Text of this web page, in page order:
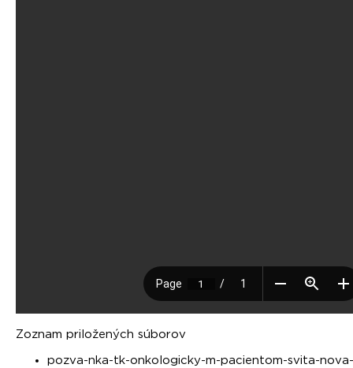
Zoznam priložených súborov
pozva-nka-tk-onkologicky-m-pacientom-svita-